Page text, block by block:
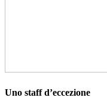
Uno staff d’eccezione